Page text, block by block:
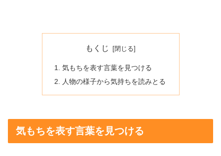
もくじ
気もちを表す言葉を見つける
人物の様子から気持ちを読みとる
気もちを表す言葉を見つける